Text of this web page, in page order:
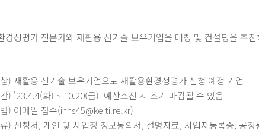
성평가 전문가와 재활용 신기술 보유기업을 매칭 및 컨설팅을 추
) 재활용 신기술 보유기업으로 재활용환경성평가 신청 예정 기업
) '23.4.4(화) ~ 10.20(금)_예산소진 시 조기 마감될 수 있음
) 이메일 접수(inhs45@keiti.re.kr)
) 신청서, 개인 및 사업장 정보동의서, 설명자료, 사업자등록증, 공장